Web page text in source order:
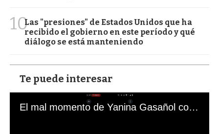
10Las "presiones" de Estados Unidos que ha
recibido el gobierno en este período y qué
diálogo se está manteniendo
Te puede interesar
El mal momento de Yanina Gasañol con un hincha argentino en "Subrayado"